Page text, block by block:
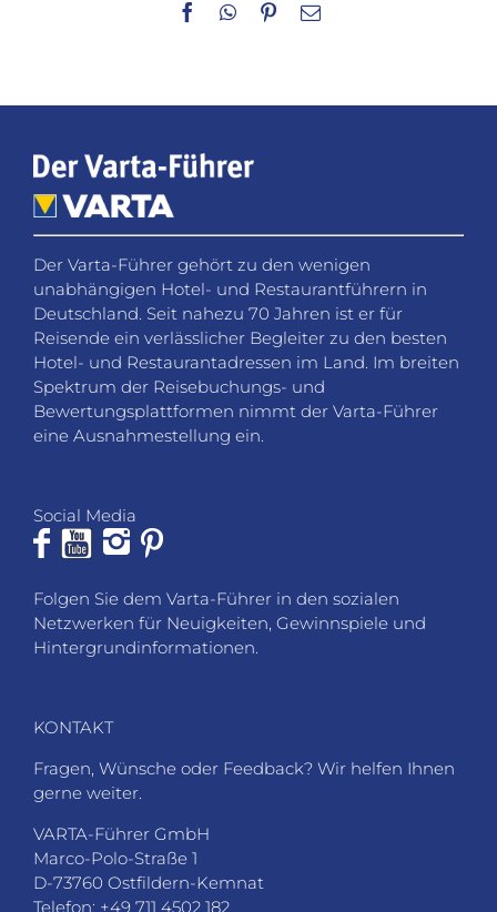
Facebook
WhatsApp
Pinterest
E-
Der Varta-Führer gehört zu den wenigen
unabhängigen Hotel- und Restaurantführern in
Deutschland. Seit nahezu 70 Jahren ist er für
Reisende ein verlässlicher Begleiter zu den besten
Hotel- und Restaurantadressen im Land. Im breiten
Spektrum der Reisebuchungs- und
Bewertungsplattformen nimmt der Varta-Führer
eine Ausnahmestellung ein.
Social Media
Folgen Sie dem Varta-Führer in den sozialen
Netzwerken für Neuigkeiten, Gewinnspiele und
Hintergrundinformationen.
KONTAKT
Fragen, Wünsche oder Feedback? Wir helfen Ihnen
gerne weiter.
VARTA-Führer GmbH
Marco-Polo-Straße 1
D-73760 Ostfildern-Kemnat
Telefon: +49 711 4502 182